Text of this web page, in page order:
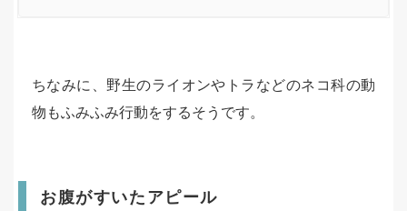
ちなみに、野生のライオンやトラなどのネコ科の動
物もふみふみ行動をするそうです。
お腹がすいたアピール